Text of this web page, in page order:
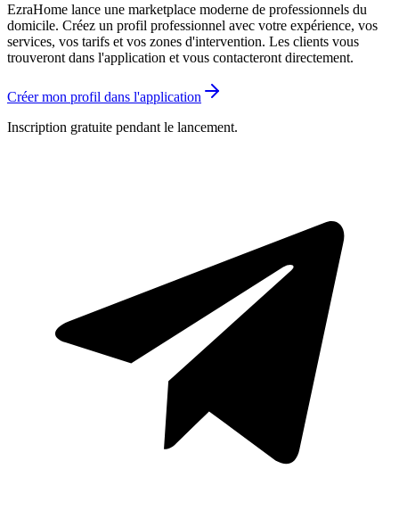
EzraHome lance une marketplace moderne de professionnels du
domicile. Créez un profil professionnel avec votre expérience, vos
services, vos tarifs et vos zones d'intervention. Les clients vous
trouveront dans l'application et vous contacteront directement.
Créer mon profil dans l'application
Inscription gratuite pendant le lancement.